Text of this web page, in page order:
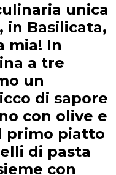
unica
in Basilicata,
mia! In
a tre
un
di sapore
con olive e
primo piatto
di pasta
con